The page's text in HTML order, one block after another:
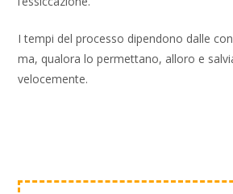
I tempi del processo dipendono dalle
ma, qualora lo permettano, alloro e
velocemente.